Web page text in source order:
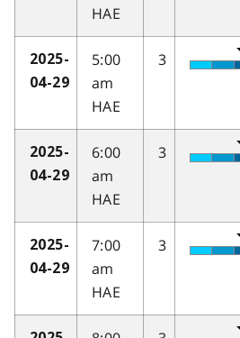
HAE
2025-
04-29
5:00
am
HAE
3
2025-
04-29
6:00
am
HAE
3
2025-
04-29
7:00
am
HAE
3